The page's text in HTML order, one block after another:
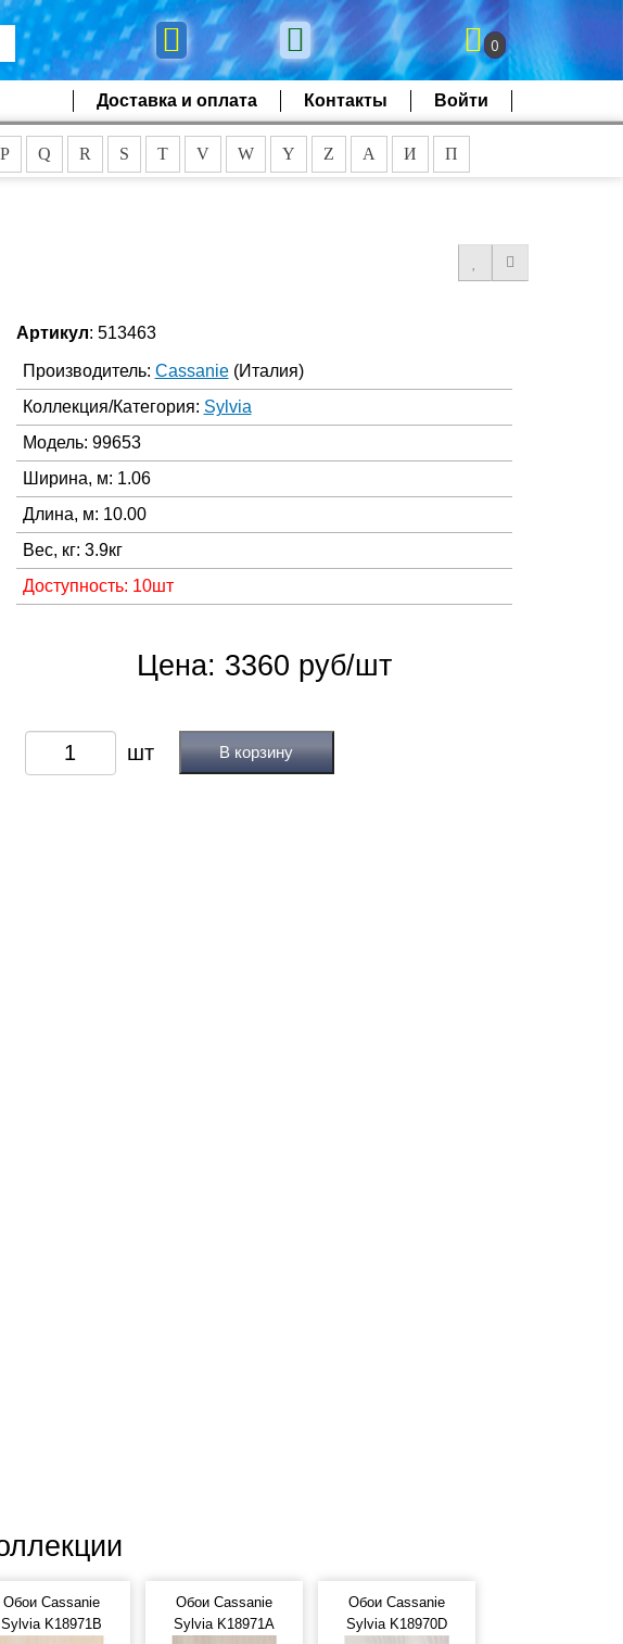
0
Доставка и оплата Контакты Войти
P Q R S T V W Y Z А И П
Артикул: 513463
Производитель: Cassanie (Италия)
Коллекция/Категория: Sylvia
Модель: 99653
Ширина, м: 1.06
Длина, м: 10.00
Вес, кг: 3.9кг
Доступность: 10шт
Цена: 3360 руб/шт
В корзину
Обои Cassanie
Sylvia K18971B
Обои Cassanie
Sylvia K18971A
Обои Cassanie
Sylvia K18970D